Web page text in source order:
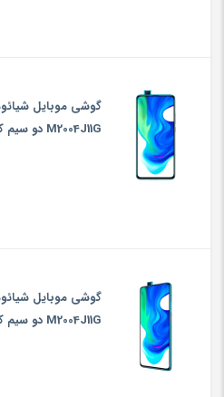
M2004J11G دو سیم‌ کارت ظرفیت 128 گیگابایت
M2004J11G دو سیم‌ کارت ظرفیت 128 گیگابایت